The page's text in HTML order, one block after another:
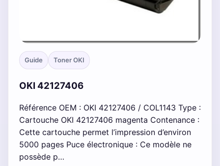
Guide Toner OKI
OKI 42127406
Référence OEM : OKI 42127406 / COL1143 Type :
Cartouche OKI 42127406 magenta Contenance :
Cette cartouche permet l’impression d’environ
5000 pages Puce électronique : Ce modèle ne
possède p…